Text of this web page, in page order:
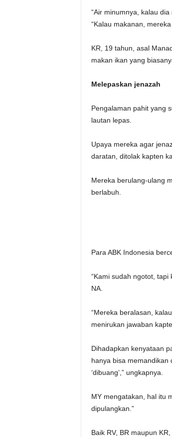
“Air minumnya, kalau
“Kalau makanan,
KR, 19 tahun, asal
makan ikan yang
Melepaskan jenazah
Pengalaman pahit yang
lautan lepas.
Upaya mereka agar
daratan, ditolak kapten
Mereka berulang-ulang
berlabuh.
Para ABK Indonesia
“Kami sudah ngotot,
NA.
“Mereka beralasan,
menirukan jawaban
Dihadapkan kenyataan
hanya bisa memandikan
‘dibuang’,” ungkapnya.
MY mengatakan, hal itu
dipulangkan.”
Baik RV, BR maupun